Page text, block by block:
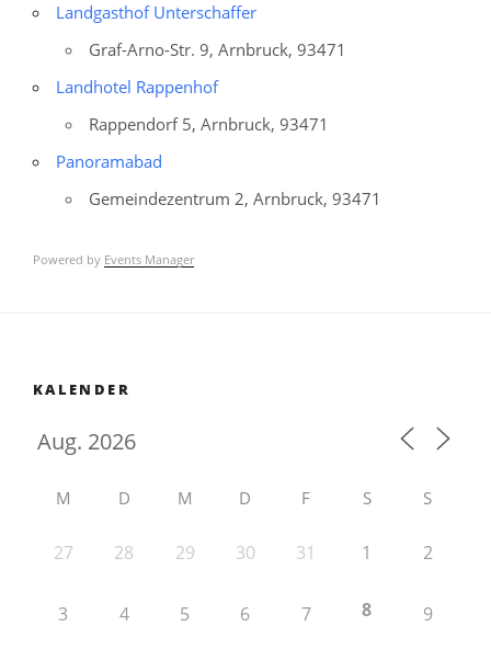
Landgasthof Unterschaffer
Graf-Arno-Str. 9, Arnbruck, 93471
Landhotel Rappenhof
Rappendorf 5, Arnbruck, 93471
Panoramabad
Gemeindezentrum 2, Arnbruck, 93471
Powered by Events Manager
KALENDER
M D M D F S S
27 28 29 30 31 1 2
3 4 5 6 7 8 9